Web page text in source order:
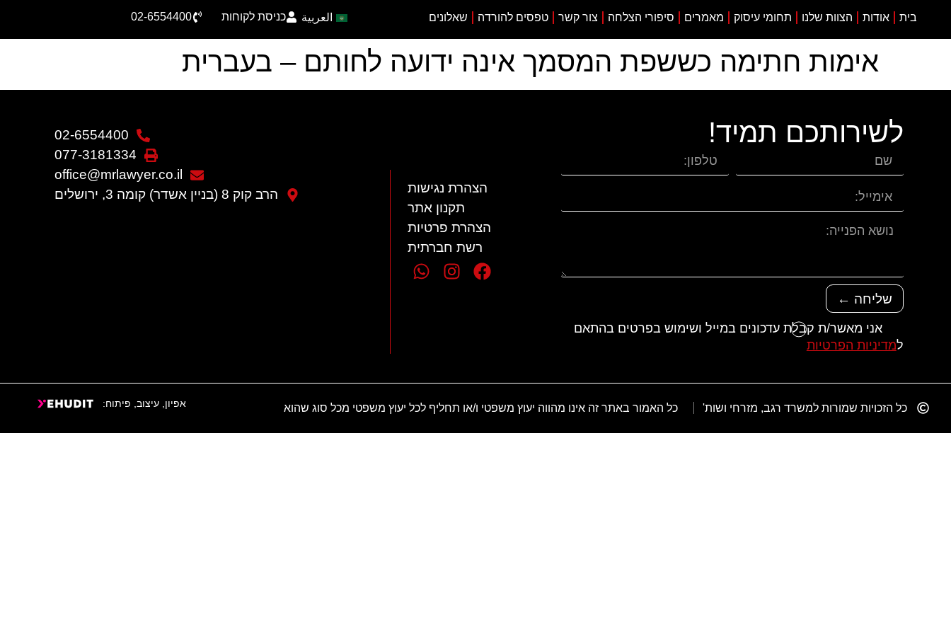
בית אודות הצוות שלנו תחומי עיסוק מאמרים סיפורי הצלחה צור קשר טפסים להורדה שאלונים العربية כניסת לקוחות 02-6554400
אימות חתימה כששפת המסמך אינה ידועה לחותם – בעברית
לשירותכם תמיד!
אני מאשר/ת קבלת עדכונים במייל ושימוש בפרטים בהתאם
למדיניות הפרטיות
שליחה ←
הצהרת נגישות
תקנון אתר
הצהרת פרטיות
רשת חברתית
02-6554400
077-3181334
office@mrlawyer.co.il
הרב קוק 8 (בניין אשדר) קומה 3, ירושלים
כל הזכויות שמורות למשרד רגב, מזרחי ושות' כל האמור באתר זה אינו מהווה יעוץ משפטי ו/או תחליף לכל יעוץ משפטי מכל סוג שהוא אפיון, עיצוב, פיתוח: